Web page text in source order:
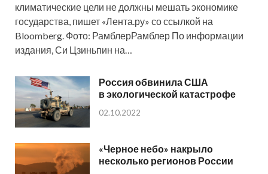
климатические цели не должны мешать экономике
государства, пишет «Лента.ру» со ссылкой на
Bloomberg. Фото: РамблерРамблер По информации
издания, Си Цзиньпин на…
Россия обвинила США
в экологической катастрофе
02.10.2022
«Черное небо» накрыло
несколько регионов России